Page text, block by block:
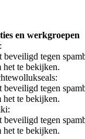
en werkgroepen
tegen
het te bekijken.
tegen
het te bekijken.
tegen
het te bekijken.